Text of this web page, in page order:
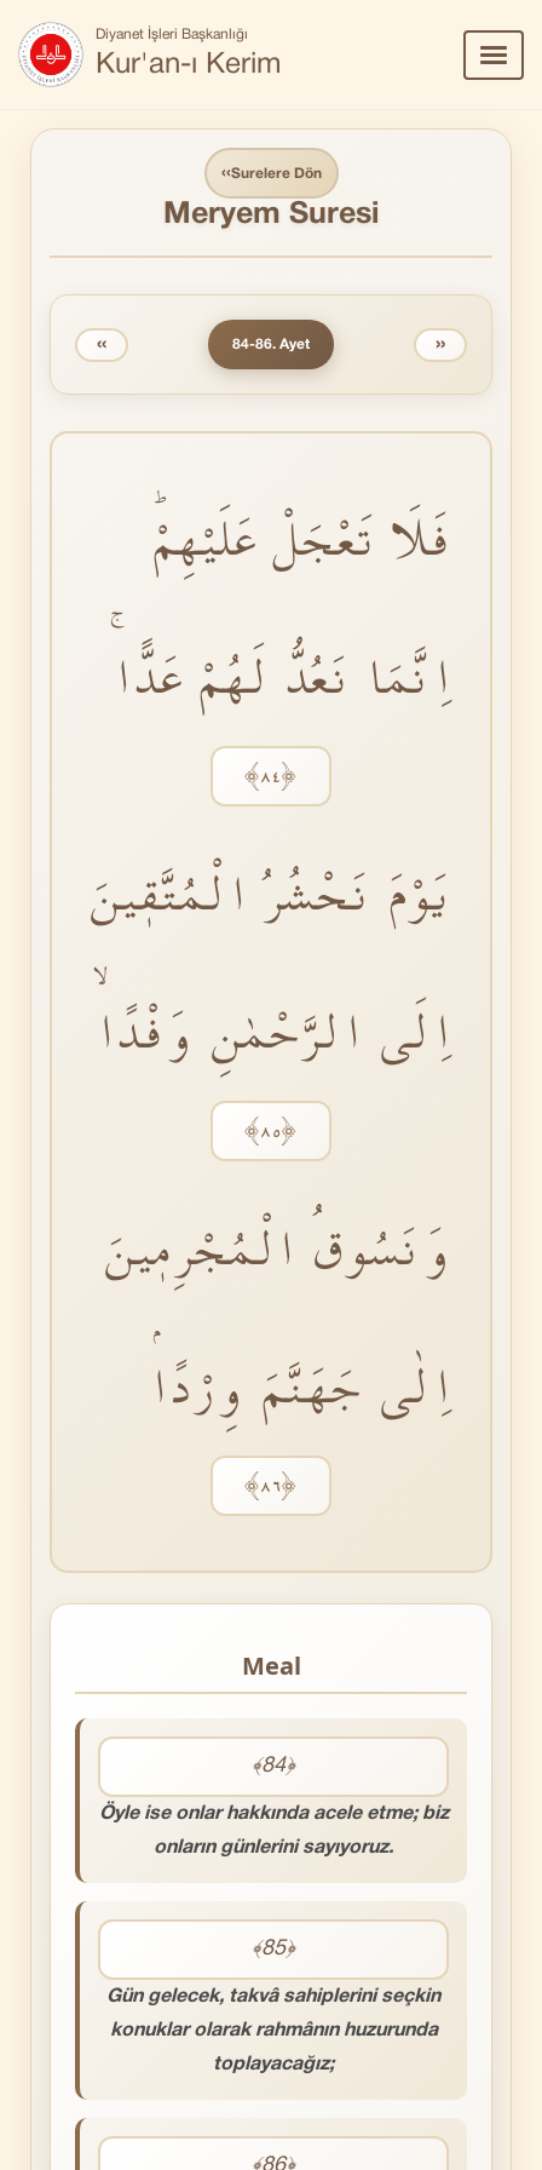
Diyanet İşleri Başkanlığı
Kur'an-ı Kerim
Aç/
‹‹Surelere Dön
Meryem Suresi
‹‹ 84-86. Ayet ››
فَلَا تَعْجَلْ عَلَيْهِمْؕ
اِنَّمَا نَعُدُّ لَهُمْ عَدًّاۚ
﴿٨٤﴾
يَوْمَ نَحْشُرُ الْمُتَّقٖينَ
اِلَى الرَّحْمٰنِ وَفْدًاۙ
﴿٨٥﴾
وَنَسُوقُ الْمُجْرِمٖينَ
اِلٰى جَهَنَّمَ وِرْدًاۘ
﴿٨٦﴾
Meal
﴾84﴿
Öyle ise onlar hakkında acele etme; biz
onların günlerini sayıyoruz.
﴾85﴿
Gün gelecek, takvâ sahiplerini seçkin
konuklar olarak rahmânın huzurunda
toplayacağız;
﴾86﴿